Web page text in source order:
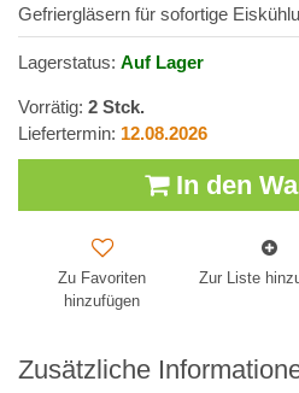
Gefriergläsern für sofortige
Lagerstatus: Auf Lager
Vorrätig: 2 Stck.
Liefertermin: 12.08.2026
In den
Zu Favoriten
hinzufügen
Zur Liste
Zusätzliche